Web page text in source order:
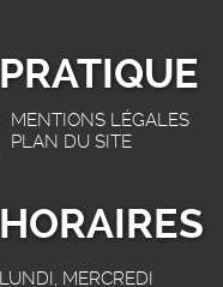
PRATIQUE
MENTIONS LÉGALES
PLAN DU SITE
HORAIRES
LUNDI, MERCREDI